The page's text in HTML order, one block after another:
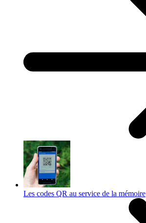
Les codes QR au service de la mémoire